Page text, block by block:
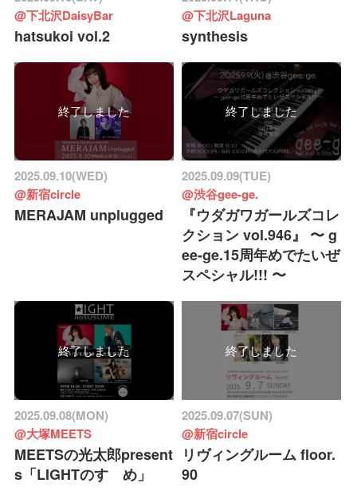
@下北沢DaisyBar
hatsukoi vol.2
@下北沢Laguna
synthesis
終了しました
2025.09.10(WED)
@新宿circle
MERAJAM unplugged
終了しました
2025.09.09(TUE)
@渋谷gee-ge.
『ウダガワガールズコレ
クション vol.946』 〜 g
ee-ge.15周年めでたいぜ
スペシャル!!! 〜
終了しました
2025.09.08(MON)
@大塚MEETS
MEETSの光太郎present
s「LIGHTのすゝめ」
終了しました
2025.09.07(SUN)
@新宿circle
リヴィングルーム floor.
90